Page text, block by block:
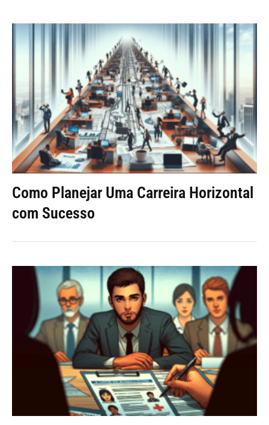
Como Planejar Uma Carreira Horizontal
com Sucesso